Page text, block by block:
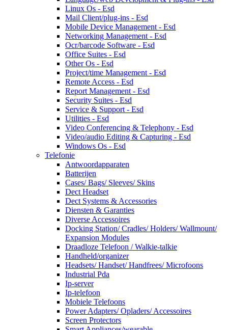
Linux Os - Esd
Mail Client/plug-ins - Esd
Mobile Device Management - Esd
Networking Management - Esd
Ocr/barcode Software - Esd
Office Suites - Esd
Other Os - Esd
Project/time Management - Esd
Remote Access - Esd
Report Management - Esd
Security Suites - Esd
Service & Support - Esd
Utilities - Esd
Video Conferencing & Telephony - Esd
Video/audio Editing & Capturing - Esd
Windows Os - Esd
Telefonie
Antwoordapparaten
Batterijen
Cases/ Bags/ Sleeves/ Skins
Dect Headset
Dect Systems & Accessories
Diensten & Garanties
Diverse Accessoires
Docking Station/ Cradles/ Holders/ Wallmount/
Expansion Modules
Draadloze Telefoon / Walkie-talkie
Handheld/organizer
Headsets/ Handset/ Handfrees/ Microfoons
Industrial Pda
Ip-server
Ip-telefoon
Mobiele Telefoons
Power Adapters/ Opladers/ Accessoires
Screen Protectors